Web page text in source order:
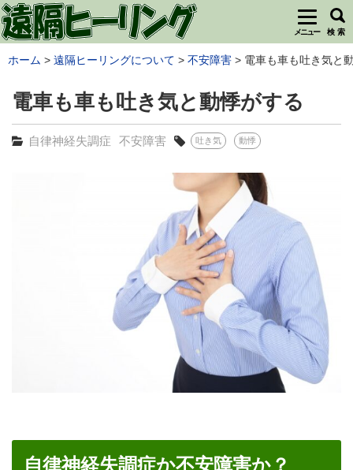
メニュー 検 索
ホーム 遠隔ヒーリングについて 不安障害 電車も車も吐き気と
電車も車も吐き気と動悸がする
自律神経失調症 不安障害 吐き気 動悸
自律神経失調症か不安障害か？